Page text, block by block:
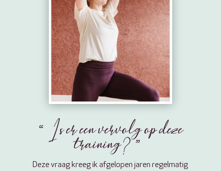
“Is er een vervolg op deze
training?”
Deze vraag kreeg ik afgelopen jaren regelmatig